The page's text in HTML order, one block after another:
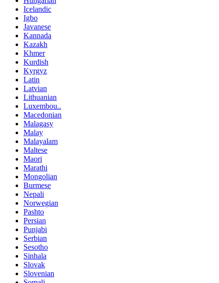
Icelandic
Igbo
Javanese
Kannada
Kazakh
Khmer
Kurdish
Kyrgyz
Latin
Latvian
Lithuanian
Luxembou..
Macedonian
Malagasy
Malay
Malayalam
Maltese
Maori
Marathi
Mongolian
Burmese
Nepali
Norwegian
Pashto
Persian
Punjabi
Serbian
Sesotho
Sinhala
Slovak
Slovenian